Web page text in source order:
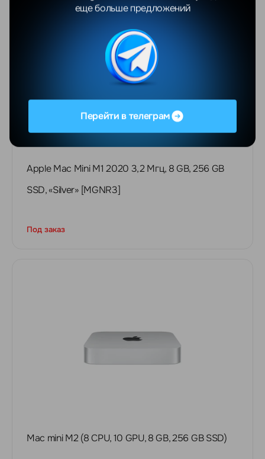
Apple Mac Mini M1 2020 3,2 Мгц, 8 GB, 256 GB
SSD, «‎Silver» [MGNR3]
Под заказ
Mac mini M2 (8 CPU, 10 GPU, 8 GB, 256 GB SSD)
Перейти в телеграм
еще больше предложений